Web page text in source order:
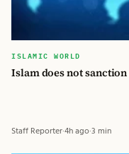
ISLAMIC WORLD
Islam does not
Staff Reporter·4h ago·3 min